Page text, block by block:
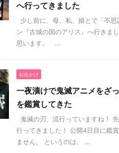
へ行ってきました
少し前に、母、私、娘とで「不
ン『古城の国のアリス』へ行きま
思います。 ...
お出かけ
一夜漬けで鬼滅アニメをざ
を鑑賞してきた
鬼滅の刃、流行っていますね！
行ってきました！ 公開4日目に鑑
ません。 というのは、 ...